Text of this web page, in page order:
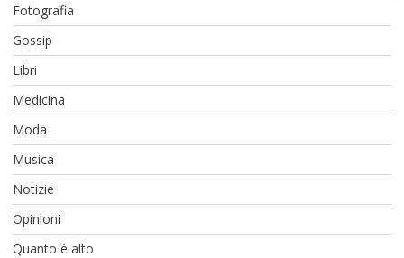
Fotografia
Gossip
Libri
Medicina
Moda
Musica
Notizie
Opinioni
Quanto è alto